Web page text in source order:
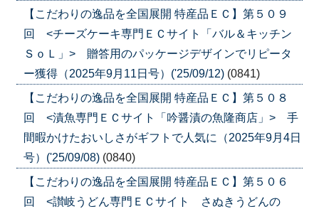
【こだわりの逸品を全国展開 特産品ＥＣ】第５０９
回 <チーズケーキ専門ＥＣサイト「バル＆キッチン
ＳｏＬ」> 贈答用のパッケージデザインでリピータ
ー獲得（2025年9月11日号）('25/09/12) (0841)
【こだわりの逸品を全国展開 特産品ＥＣ】第５０８
回 <漬魚専門ＥＣサイト「吟醤漬の魚隆商店」> 手
間暇かけたおいしさがギフトで人気に（2025年9月4日
号）('25/09/08) (0840)
【こだわりの逸品を全国展開 特産品ＥＣ】第５０６
回 <讃岐うどん専門ＥＣサイト さぬきうどんの